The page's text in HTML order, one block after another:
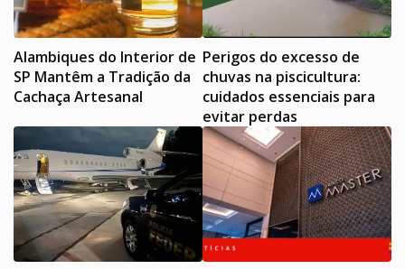
Alambiques do Interior de
SP Mantêm a Tradição da
Cachaça Artesanal
Perigos do excesso de
chuvas na piscicultura:
cuidados essenciais para
evitar perdas